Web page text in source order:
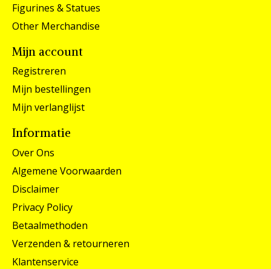
Figurines & Statues
Other Merchandise
Mijn account
Registreren
Mijn bestellingen
Mijn verlanglijst
Informatie
Over Ons
Algemene Voorwaarden
Disclaimer
Privacy Policy
Betaalmethoden
Verzenden & retourneren
Klantenservice